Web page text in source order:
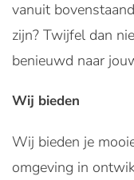
vanuit
zijn? Twijfel dan
benieuwd naar
Wij bieden
Wij bieden je
omgeving in